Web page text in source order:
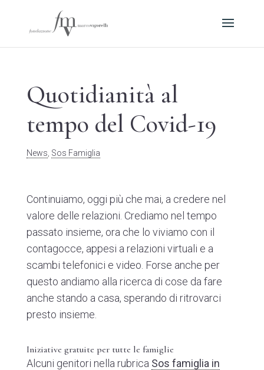
Quotidianità al
tempo del Covid-19
News Sos Famiglia
Continuiamo, oggi più che mai, a credere nel
valore delle relazioni. Crediamo nel tempo
passato insieme, ora che lo viviamo con il
contagocce, appesi a relazioni virtuali e a
scambi telefonici e video. Forse anche per
questo andiamo alla ricerca di cose da fare
anche stando a casa, sperando di ritrovarci
presto insieme.
Iniziative gratuite per tutte le famiglie
Alcuni genitori nella rubrica Sos famiglia in